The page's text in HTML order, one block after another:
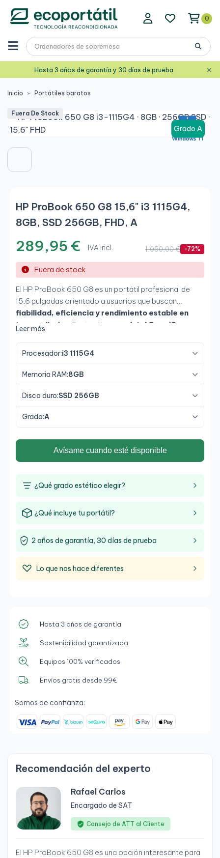
0
Hasta 3 años de garantía y 30 días de prueba ×
Inicio Portátiles baratos
Grado A
Fuera De Stock
HP ProBook 650 G8 15,6" i3 1115G4,
8GB, SSD 256GB, FHD, A
289,95 € IVA incl. 1.050,00 € -72%
Fuera de stock
El HP ProBook 650 G8 es un portátil profesional de
15,6 pulgadas orientado a usuarios que buscan
fiabilidad, eficiencia y rendimiento estable en
tareas diarias
. Equipado con un Intel Core i3-
256GB
, ofrece un funcionamiento ágil para ofimática,
antirreflejosy su diseño empresarial lo convierten en
una opción práctica y equilibrada para entornos de
oficina y teletrabajo.
Leer más
Procesador:i3 1115G4
Memoria RAM:8GB
Disco duro:SSD 256GB
Grado:A
Avísame cuando esté disponible
¿Qué grado estético elegir?
¿Qué incluye tu portátil?
2 años de garantía, 30 días de prueba
Lo que nos hace diferentes
Hasta 3 años de garantía
Sostenibilidad garantizada
Equipos 100% verificados
Envíos gratis desde 99€
Somos de confianza:
Recomendación del experto
Rafael Carlos
Encargado de SAT
Consejo de ATT al Cliente
El HP ProBook 650 G8 es una opción interesante para